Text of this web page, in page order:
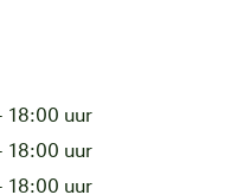
18:00 uur
18:00 uur
18:00 uur